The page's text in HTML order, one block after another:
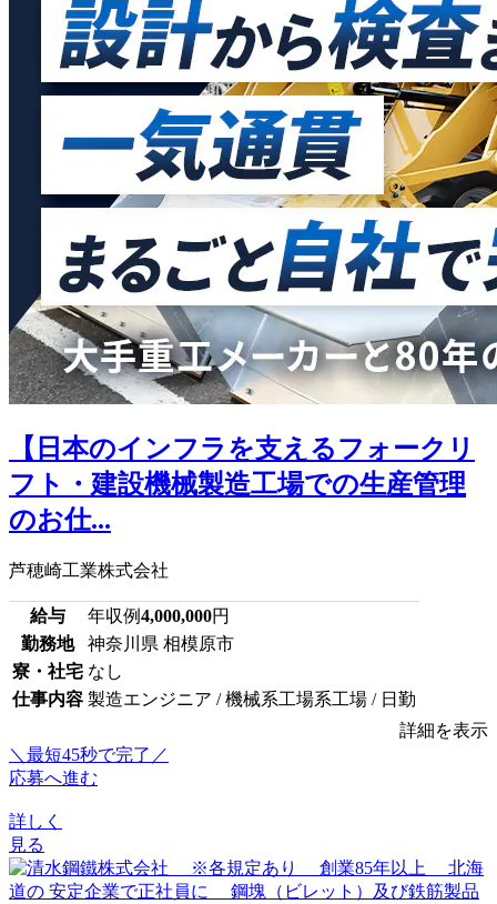
【日本のインフラを支えるフォークリ
フト・建設機械製造工場での生産管理
のお仕...
芦穂崎工業株式会社
給与 年収例4,000,000円
勤務地
神奈川県 相模原市
寮・社宅 なし
仕事内容 製造エンジニア / 機械系工場系工場 / 日勤
詳細を表示
＼最短45秒で完了／
応募へ進む
詳しく
見る